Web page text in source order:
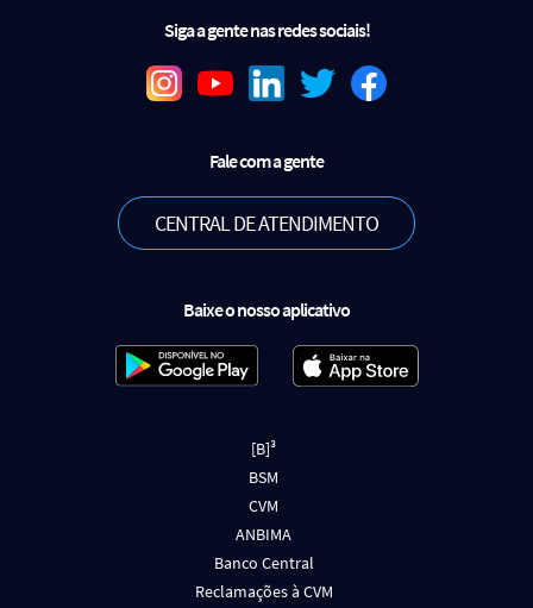
Siga a gente nas redes sociais!
Fale com a gente
CENTRAL DE ATENDIMENTO
Baixe o nosso aplicativo
[B]³
BSM
CVM
ANBIMA
Banco Central
Reclamações à CVM